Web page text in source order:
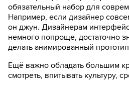
обязательный набор для
Например, если дизайнер
он джун. Дизайнерам
немного попроще, достаточно
делать анимированный
Ещё важно обладать большим
смотреть, впитывать культуру,